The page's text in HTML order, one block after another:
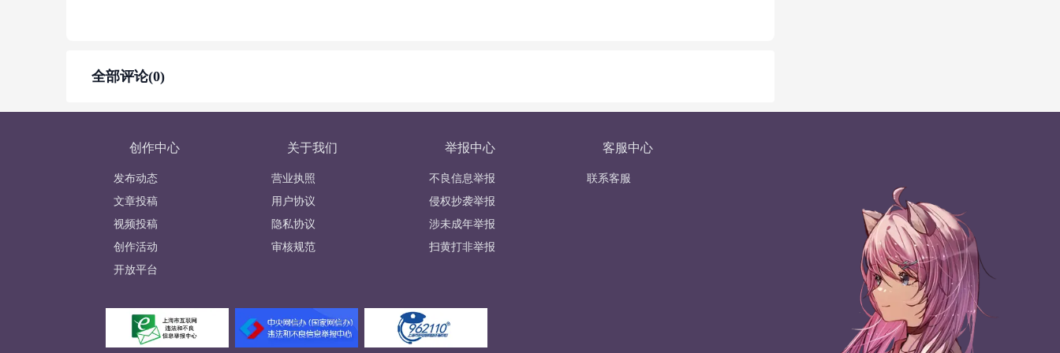
全部评论(0)
创作中心
发布动态
文章投稿
视频投稿
创作活动
开放平台
关于我们
营业执照
用户协议
隐私协议
审核规范
举报中心
不良信息举报
侵权抄袭举报
涉未成年举报
扫黄打非举报
客服中心
联系客服